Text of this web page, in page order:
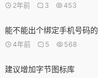
2年前 3 453
能不能出个绑定手机号码的
4年前 5 568
建议增加字节图标库